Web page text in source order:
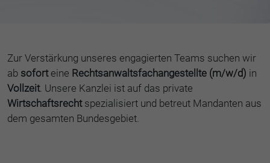
Zur Verstärkung unseres engagierten Teams suchen wir
ab soforteine Rechtsanwaltsfachangestellte (m/w/d) in
Vollzeit. Unsere Kanzlei ist auf das private
Wirtschaftsrechtspezialisiert und betreut Mandanten aus
dem gesamten Bundesgebiet.